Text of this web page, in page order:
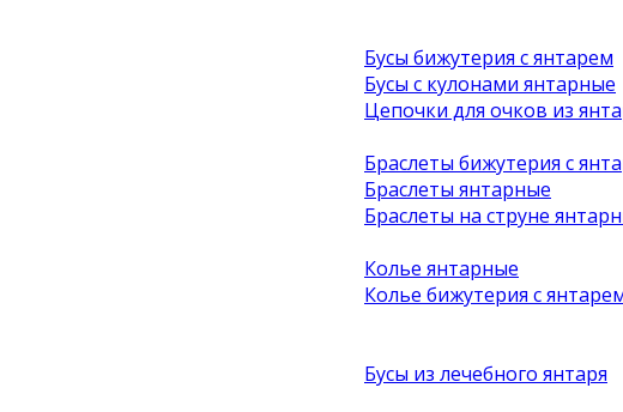
Бусы бижутерия с янтарем
Бусы с кулонами янтарные
Цепочки для очков из
Браслеты бижутерия с
Браслеты янтарные
Браслеты на струне
Колье янтарные
Колье бижутерия с
Бусы из лечебного янтаря